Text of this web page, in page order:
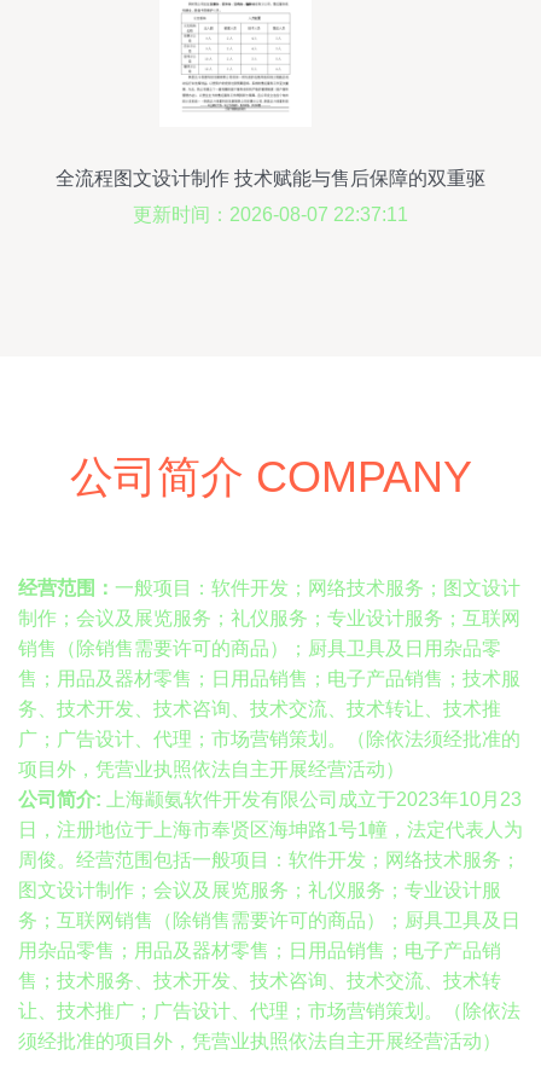
全流程图文设计制作 技术赋能与售后保障的双重驱
动
更新时间：2026-08-07 22:37:11
公司简介 COMPANY
经营范围： 一般项目：软件开发；网络技术服务；图文设计
制作；会议及展览服务；礼仪服务；专业设计服务；互联网
销售（除销售需要许可的商品）；厨具卫具及日用杂品零
售；用品及器材零售；日用品销售；电子产品销售；技术服
务、技术开发、技术咨询、技术交流、技术转让、技术推
广；广告设计、代理；市场营销策划。（除依法须经批准的
项目外，凭营业执照依法自主开展经营活动）
公司简介: 上海颛氨软件开发有限公司成立于2023年10月23
日，注册地位于上海市奉贤区海坤路1号1幢，法定代表人为
周俊。经营范围包括一般项目：软件开发；网络技术服务；
图文设计制作；会议及展览服务；礼仪服务；专业设计服
务；互联网销售（除销售需要许可的商品）；厨具卫具及日
用杂品零售；用品及器材零售；日用品销售；电子产品销
售；技术服务、技术开发、技术咨询、技术交流、技术转
让、技术推广；广告设计、代理；市场营销策划。（除依法
须经批准的项目外，凭营业执照依法自主开展经营活动）